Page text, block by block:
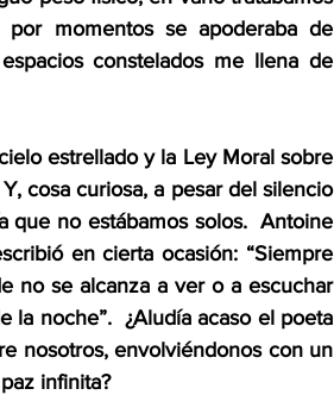
momentos se apoderaba de
constelados me llena de
estrellado y la Ley Moral sobre
cosa curiosa, a pesar del silencio
no estábamos solos.  Antoine
en cierta ocasión: “Siempre
no se alcanza a ver o a escuchar
noche”.  ¿Aludía acaso el poeta
nosotros, envolviéndonos con un
infinita?